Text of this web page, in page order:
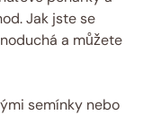
Jak jste se
a můžete
semínky nebo